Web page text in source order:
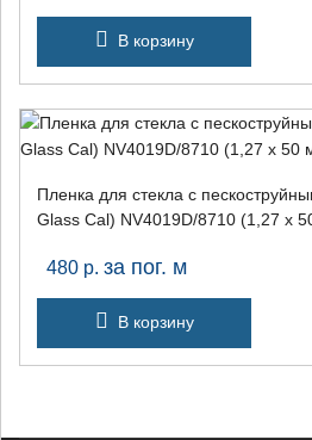
В корзину
Пленка для стекла с
Glass Cal) NV4019D/8710 (1,27 х
480 р. за пог. м
В корзину